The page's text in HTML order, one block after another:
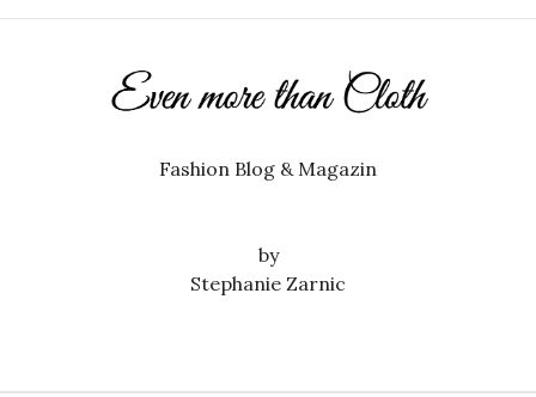
Fashion Blog & Magazin
by
Stephanie Zarnic